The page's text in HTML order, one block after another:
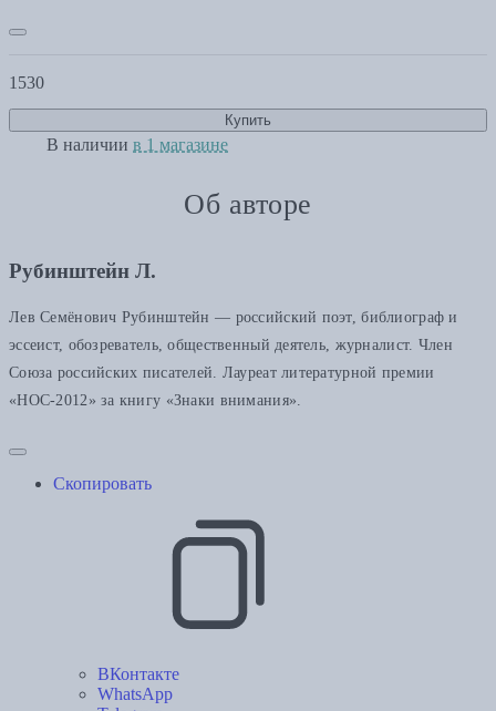
1530
Купить
В наличии в 1 магазине
Об авторе
Рубинштейн Л.
Лев Семёнович Рубинштейн — российский поэт, библиограф и
эссеист, обозреватель, общественный деятель, журналист. Член
Союза российских писателей. Лауреат литературной премии
«НОС-2012» за книгу «Знаки внимания».
Скопировать
ВКонтакте
WhatsApp